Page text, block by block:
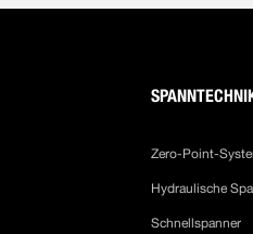
Zero-Point-
Hydraulische
Schnellspanner